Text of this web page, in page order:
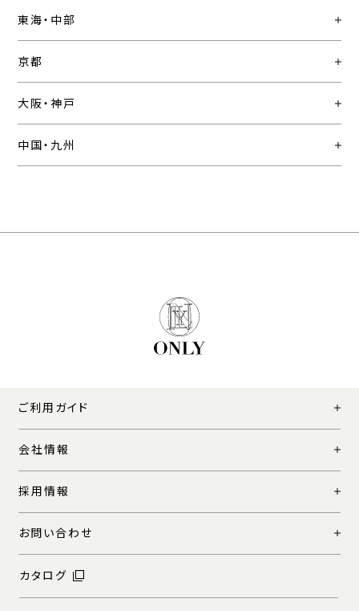
東海・中部
京都
大阪・神戸
中国・九州
ご利用ガイド
会社情報
採用情報
お問い合わせ
カタログ